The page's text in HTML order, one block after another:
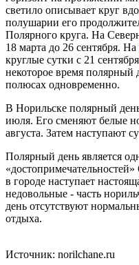
светило описывает круг
полушарии его
Полярного круга. На
18 марта до 26 сентября. На
круглые сутки с 21
некоторое время полярный
полюсах одновременно.
В Норильске полярный
июля. Его сменяют белые
августа. Затем наступают
Полярный день является
в городе наступает
недовольные - часть
день отсутствуют
отдыха.
Источник: norilchane.ru